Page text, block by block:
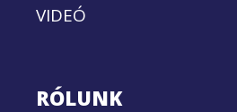
VIDEÓ
RÓLUNK